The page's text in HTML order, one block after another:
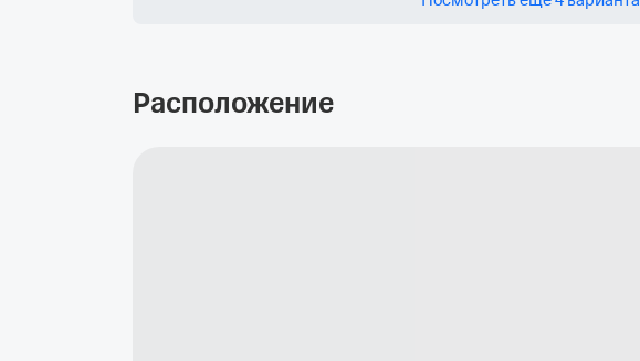
Расположение